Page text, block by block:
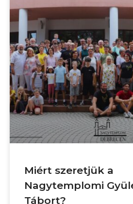
Miért szeretjük a
Nagytemplomi
Tábort?